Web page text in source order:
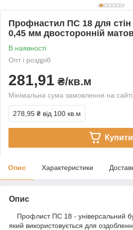
Профнастил ПС 18 для стін
0,45 мм двосторонній
В наявності
Опт і роздріб
281,91 ₴/кв.м
Мінімальна сума замовлення на
278,95 ₴ від 100 кв.м
Купити
Опис Характеристики
Опис
Профлист ПС 18 - універсальний
який використовується для